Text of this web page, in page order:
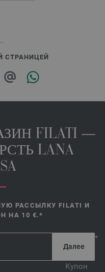
СТРАНИЦЕЙ
FILATI —
LANA
РАССЫЛКУ FILATI И
НА 10 €.*
*
Купон